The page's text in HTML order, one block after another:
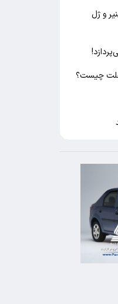
و ژل
علت چیست؟